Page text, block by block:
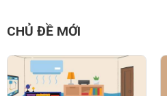
8 từ phụ nữ có chết
cũng không được phép
quên